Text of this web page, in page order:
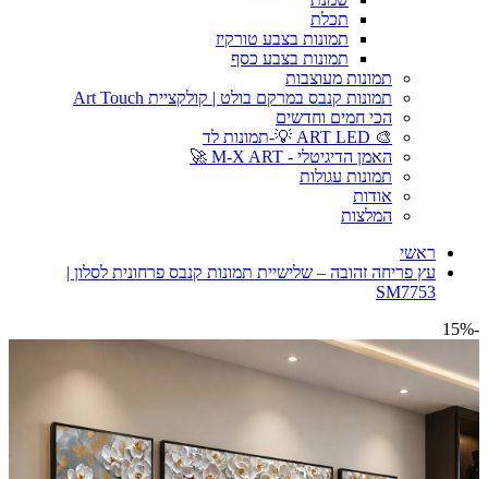
תכלת
תמונות בצבע טורקיז
תמונות בצבע כסף
תמונות מעוצבות
תמונות קנבס במרקם בולט | קולקציית Art Touch
הכי חמים וחדשים
🎨 ART LED 💡-תמונות לד
האמן הדיגיטלי - M-X ART 🚀
תמונות עגולות
אודות
המלצות
ראשי
עץ פריחה זהובה – שלישיית תמונות קנבס פרחונית לסלון |
SM7753
-15%